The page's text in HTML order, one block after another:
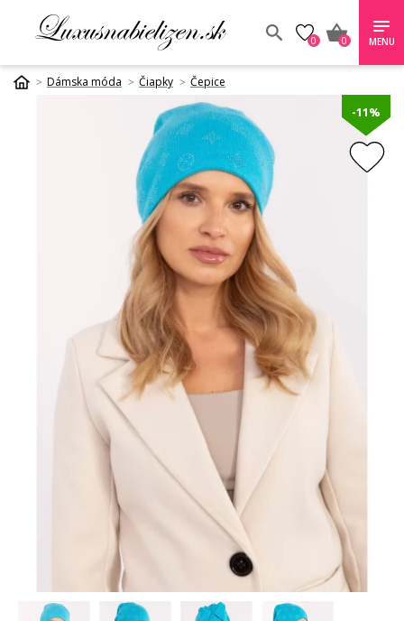
0 0 MENU
Dámska móda Čiapky Čepice
-11%